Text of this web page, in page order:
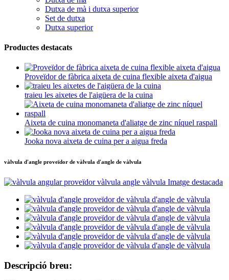
Dutxa de mà i dutxa superior
Set de dutxa
Dutxa superior
Productes destacats
Proveïdor de fàbrica aixeta de cuina flexible aixeta d'aigua
traieu les aixetes de l'aigüera de la cuina
Aixeta de cuina monomaneta d'aliatge de zinc níquel raspall
Jooka nova aixeta de cuina per a aigua freda
vàlvula d'angle proveïdor de vàlvula d'angle de vàlvula
Descripció breu: